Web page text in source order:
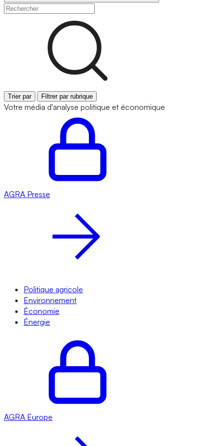
Trier par Filtrer par rubrique
Votre média d'analyse politique et économique
AGRA Presse
Politique agricole
Environnement
Économie
Énergie
AGRA Europe